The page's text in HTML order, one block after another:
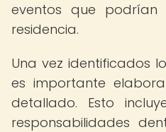
eventos que
residencia.
Una vez identificados
es importante
detallado. Esto
responsabilidades